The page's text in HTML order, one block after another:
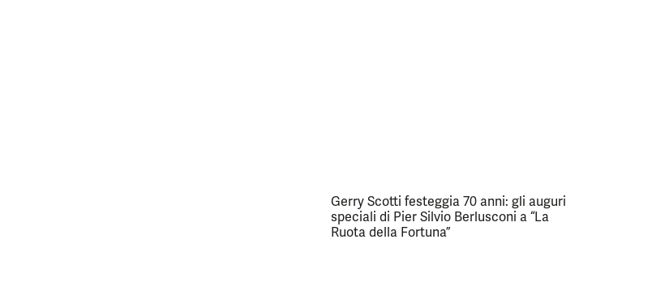
Gerry Scotti festeggia 70 anni: gli auguri
speciali di Pier Silvio Berlusconi a “La
Ruota della Fortuna”